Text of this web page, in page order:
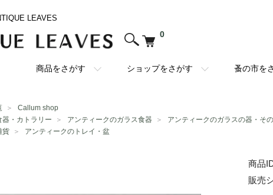
LEAVES
0
商品をさがす ショップをさがす 蚤の市を
＞
Callum shop
器・カトラリー ＞ アンティークのガラス食器 ＞
アンティークのガラスの器・そ
貨 ＞ アンティークのトレイ・盆
商品
販売